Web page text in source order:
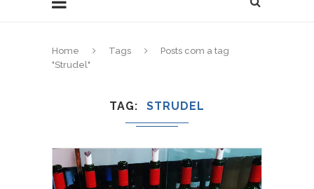
Home Tags
Posts com a tag
"Strudel"
TAG STRUDEL